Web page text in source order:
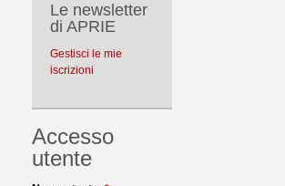
Le newsletter
di APRIE
Gestisci le mie
iscrizioni
Accesso
utente